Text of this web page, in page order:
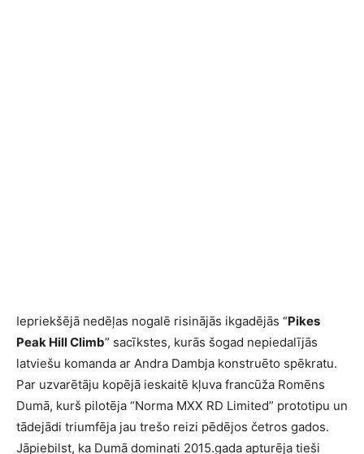
Iepriekšējā nedēļas nogalē risinājās ikgadējās “Pikes
Peak Hill Climb” sacīkstes, kurās šogad nepiedalījās
latviešu komanda ar Andra Dambja konstruēto spēkratu.
Par uzvarētāju kopējā ieskaitē kļuva francūža Romēns
Dumā, kurš pilotēja “Norma MXX RD Limited” prototipu un
tādejādi triumfēja jau trešo reizi pēdējos četros gados.
Jāpiebilst, ka Dumā dominati 2015.gada apturēja tieši